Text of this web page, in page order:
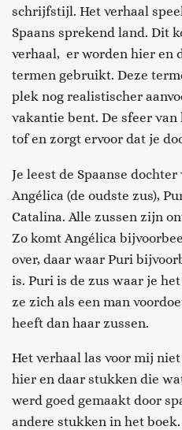
schrijfstijl. Het verhaal
Spaans sprekend land. Dit
verhaal, er worden hier en
termen gebruikt. Deze
plek nog realistischer
vakantie bent. De sfeer
tof en zorgt ervoor dat je
Je leest de Spaanse
Angélica (de oudste zus),
Catalina. Alle zussen zijn
Zo komt Angélica
over, daar waar Puri
is. Puri is de zus waar je
ze zich als een man
heeft dan haar zussen.
Het verhaal las voor mij
hier en daar stukken die
werd goed gemaakt door
andere stukken in het